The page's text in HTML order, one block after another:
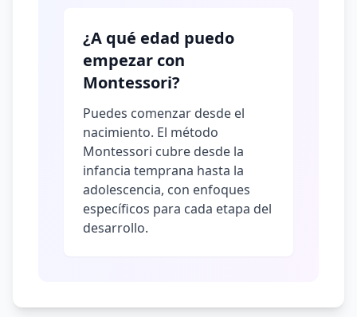
¿A qué edad puedo
empezar con
Montessori?
Puedes comenzar desde el
nacimiento. El método
Montessori cubre desde la
infancia temprana hasta la
adolescencia, con enfoques
específicos para cada etapa del
desarrollo.